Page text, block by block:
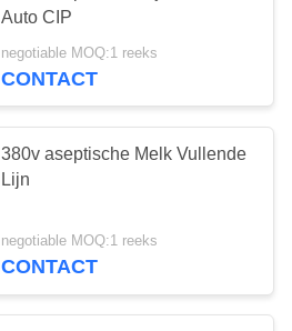
Auto CIP
negotiable MOQ:1 reeks
CONTACT
380v aseptische Melk Vullende
Lijn
negotiable MOQ:1 reeks
CONTACT